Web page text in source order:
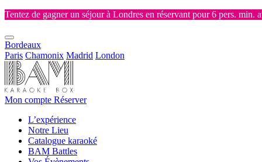
Tentez de gagner un séjour à Londres en réservant pour 6 pers. min.
Bordeaux
Paris Chamonix Madrid London
Mon compte Réserver
L’expérience
Notre Lieu
Catalogue karaoké
BAM Battles